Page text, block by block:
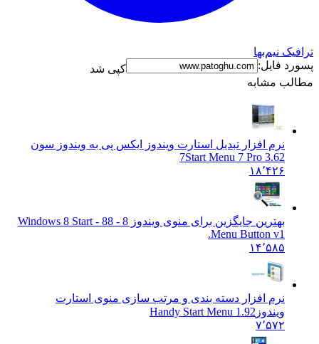
ترافیک نیم‌بها
پسورد فایل:
کپی شد
مطالب مشابه
نرم افزار تبدیل استارت ویندوز ایکس پی به ویندوز سون
7Start Menu 7 Pro 3.62
۱۸٬۴۲۶
بهترین جایگزین برای منوی ویندوز 8 - 8
8 - Windows 8 Start
Menu Button v1.
۱۴٬۵۸۵
نرم افزار دسته بندی و مرتب سازی منوی استارت
ویندوز Handy Start Menu 1.92
۷٬۵۷۲